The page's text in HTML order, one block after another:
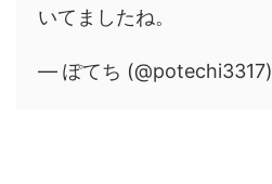
いてましたね。
— ぽてち (@potechi3317)